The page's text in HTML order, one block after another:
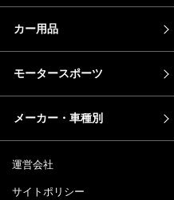
カー用品
モータースポーツ
メーカー・車種別
運営会社
サイトポリシー